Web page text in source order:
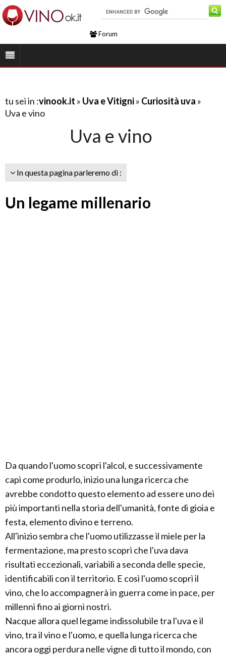
Forum
tu sei in :vinook.it » Uva e Vitigni» Curiosità uva »
Uva e vino
Uva e vino
In questa pagina parleremo di :
Un legame millenario
Da quando l'uomo scopri l'alcol, e successivamente
capì come produrlo, inizio una lunga ricerca che
avrebbe condotto questo elemento ad essere uno dei
più importanti nella storia dell'umanità, fonte di gioia e
festa, elemento divino e terreno.
All'inizio sembra che l'uomo utilizzasse il miele per la
fermentazione, ma presto scoprì che l'uva dava
risultati eccezionali, variabili a seconda delle specie,
identificabili con il territorio. E così l'uomo scoprì il
vino, che lo accompagnerà in guerra come in pace, per
millenni fino ai giorni nostri.
Nacque allora quel legame indissolubile tra l'uva e il
vino, tra il vino e l'uomo, e quella lunga ricerca che
ancora oggi perdura nelle vigne di tutto il mondo, con